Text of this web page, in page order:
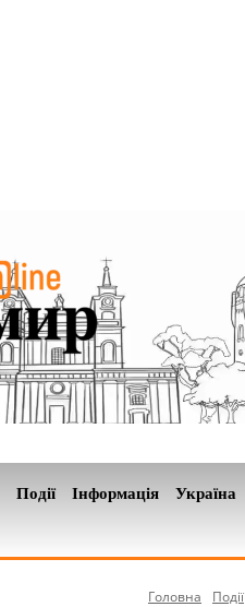
Події Інформація Україна
Головна Події